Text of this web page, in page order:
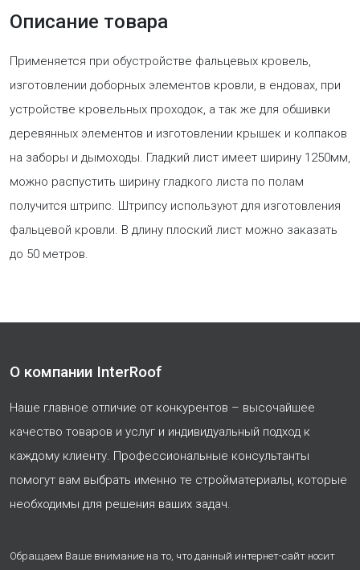
Описание товара
Применяется при обустройстве фальцевых кровель,
изготовлении доборных элементов кровли, в ендовах, при
устройстве кровельных проходок, а так же для обшивки
деревянных элементов и изготовлении крышек и колпаков
на заборы и дымоходы. Гладкий лист имеет ширину 1250мм,
можно распустить ширину гладкого листа по полам
получится штрипс. Штрипсу используют для изготовления
фальцевой кровли. В длину плоский лист можно заказать
до 50 метров.
О компании InterRoof
Наше главное отличие от конкурентов – высочайшее
качество товаров и услуг и индивидуальный подход к
каждому клиенту. Профессиональные консультанты
помогут вам выбрать именно те стройматериалы, которые
необходимы для решения ваших задач.
Обращаем Ваше внимание на то, что данный интернет-сайт носит